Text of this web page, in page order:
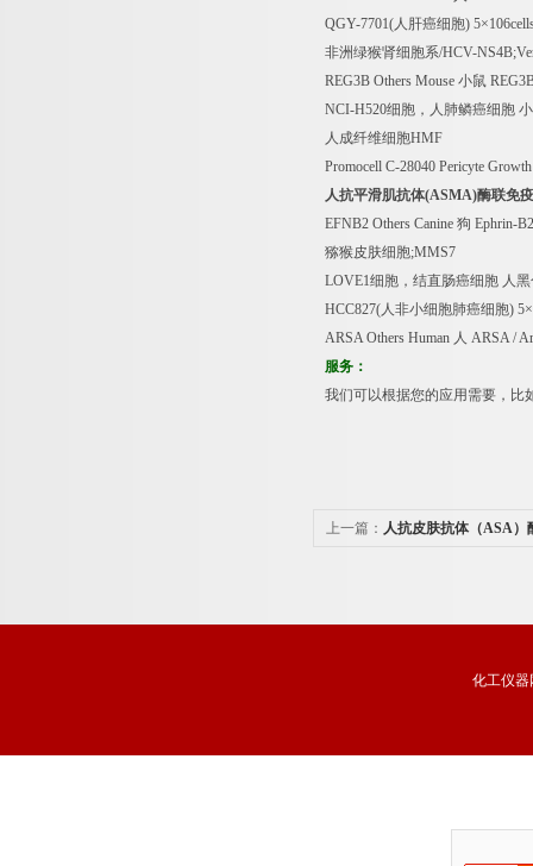
QGY-7701(人肝癌细胞) 5×
非洲绿猴肾细胞系/HCV-
REG3B Others Mouse 小鼠
NCI-H520细胞，人肺鳞癌细胞
人成纤维细胞HMF
Promocell C-28040 Pericyte
人抗平滑肌抗体(ASMA)酶联免
EFNB2 Others Canine 狗 Ephrin-
猕猴皮肤细胞;MMS7
LOVE1细胞，结直肠癌细胞 人
HCC827(人非小细胞肺癌细胞) 5×
ARSA Others Human 人 ARSA /
服务：
我们可以根据您的应用需要，比
上一篇： 人抗皮肤抗体（ASA）
化工仪器